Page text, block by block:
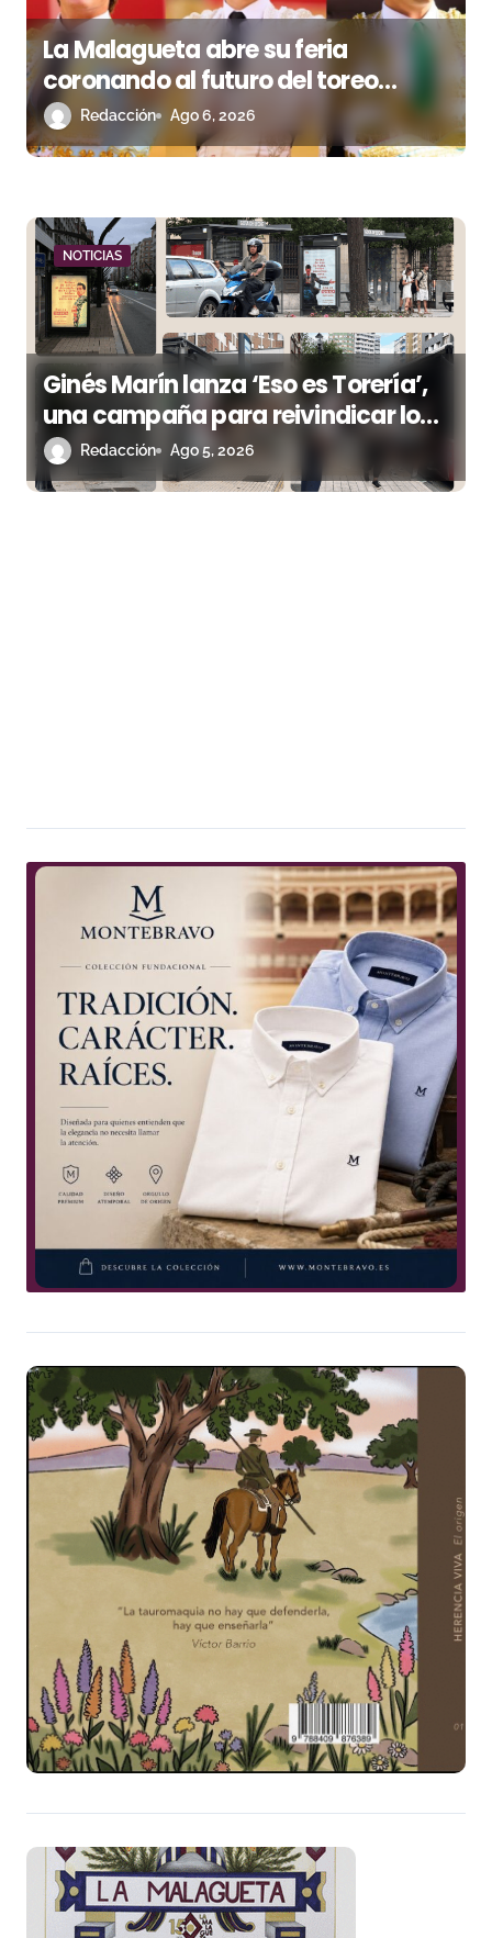
La Malagueta abre su feria
coronando al futuro del toreo
andaluz
Redacción Ago 6, 2026
NOTICIAS
Ginés Marín lanza ‘Eso es Torería’,
una campaña para reivindicar los
valores del toreo más allá del ruedo
Redacción Ago 5, 2026